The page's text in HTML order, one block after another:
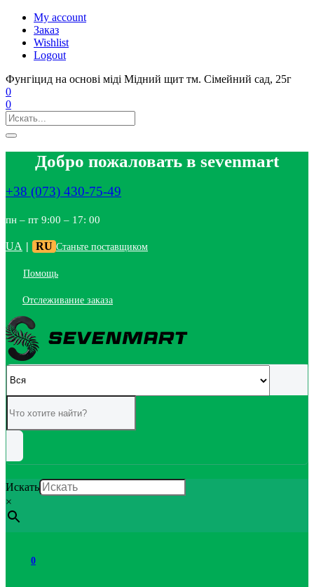
My account
Заказ
Wishlist
Logout
Фунгіцид на основі міді Мідний щит тм. Сімейний сад, 25г
0
0
Добро пожаловать в sevenmart
+38 (073) 430-75-49
пн – пт 9:00 – 17: 00
UA | RU Станьте поставщиком
Помощь
Отслеживание заказа
Искать
×
0